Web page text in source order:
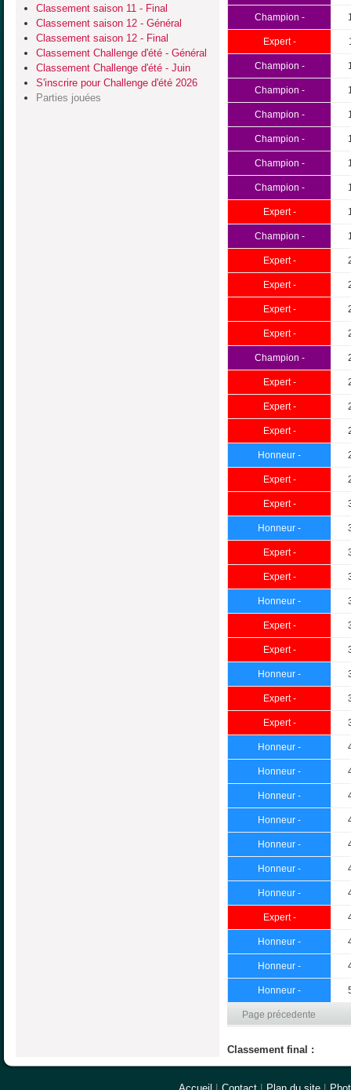
Classement saison 11 - Final
Classement saison 12 - Général
Classement saison 12 - Final
Classement Challenge d'été - Général
Classement Challenge d'été - Juin
S'inscrire pour Challenge d'été 2026
Parties jouées
Champion -
Expert -
Champion -
Champion -
Champion -
Champion -
Champion -
Champion -
Expert -
Champion -
Expert -
Expert -
Expert -
Expert -
Champion -
Expert -
Expert -
Expert -
Honneur -
Expert -
Expert -
Honneur -
Expert -
Expert -
Honneur -
Expert -
Expert -
Honneur -
Expert -
Expert -
Honneur -
Honneur -
Honneur -
Honneur -
Honneur -
Honneur -
Honneur -
Expert -
Honneur -
Honneur -
Honneur -
Page précedente
Classement final :